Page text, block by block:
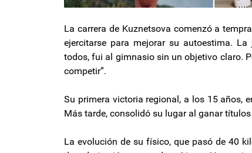
La carrera de Kuznetsova comenzó a
ejercitarse para mejorar su autoestima.
todos, fui al gimnasio sin un objetivo claro.
competir”.
Su primera victoria regional, a los 15 años,
Más tarde, consolidó su lugar al ganar
La evolución de su físico, que pasó de 40